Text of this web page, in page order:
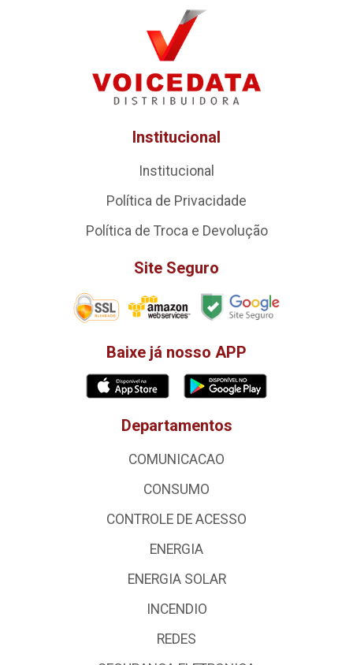
Institucional
Institucional
Política de Privacidade
Política de Troca e Devolução
Site Seguro
Baixe já nosso APP
Departamentos
COMUNICACAO
CONSUMO
CONTROLE DE ACESSO
ENERGIA
ENERGIA SOLAR
INCENDIO
REDES